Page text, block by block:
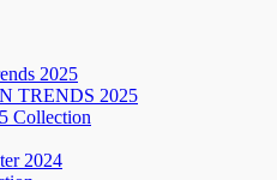
2025
TRENDS 2025
Collection
2024